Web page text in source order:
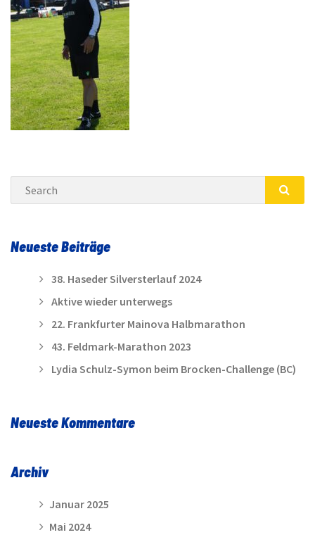
Search
Neueste Beiträge
38. Haseder Silversterlauf 2024
Aktive wieder unterwegs
22. Frankfurter Mainova Halbmarathon
43. Feldmark-Marathon 2023
Lydia Schulz-Symon beim Brocken-Challenge (BC)
Neueste Kommentare
Archiv
Januar 2025
Mai 2024